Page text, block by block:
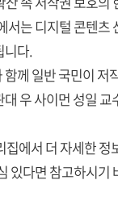
서는 디지털 콘텐츠
니다.
께 일반 국민이 저
우 사이먼 성일
에서 더 자세한 정
있다면 참고하시기